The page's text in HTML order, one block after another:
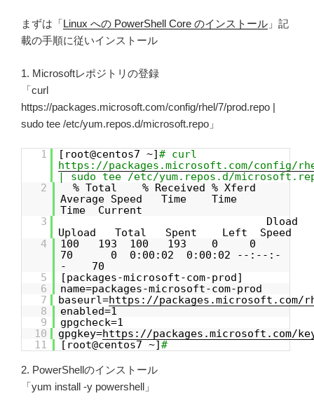
まずは「Linux への PowerShell Core のインストール 」記
載の手順に従いインストール
1. Microsoftレポジトリの登録
「curl
https://packages.microsoft.com/config/rhel/7/prod.repo |
sudo tee /etc/yum.repos.d/microsoft.repo」
1 [root@centos7 ~]# curl
https://packages.microsoft.com/config/
| sudo tee /etc/yum.repos.d/
2
% Total % Received % Xferd
Average Speed Time Time
Time Current
3
Dload
Upload Total Spent Left Speed
4
100 193 100 193 0 0
70 0 0:00:02 0:00:02 --:--:-
- 70
5
[packages-microsoft-com-prod]
6
name=packages-microsoft-com-prod
7
baseurl=https://packages.microsoft.com/
8
enabled=1
9
gpgcheck=1
10
gpgkey=https://packages.microsoft.com/
11
[root@centos7 ~]#
2. PowerShellのインストール
「yum install -y powershell」